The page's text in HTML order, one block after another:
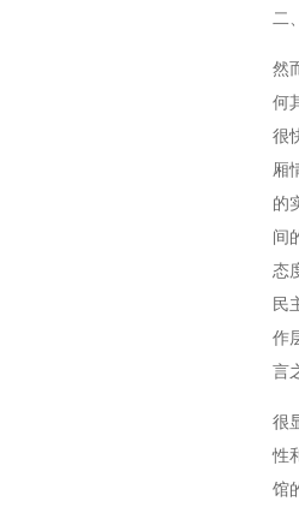
二
然
何
很
厢
的
间
态
民
作
言
很
性
馆